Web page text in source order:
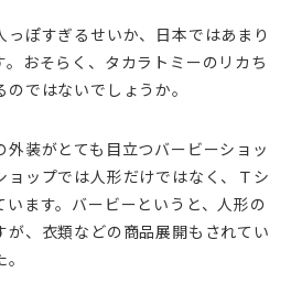
ぽすぎるせいか、日本ではあまり
おそらく、タカラトミーのリカち
ではないでしょうか。
装がとても目立つバービーショッ
ョップでは人形だけではなく、Ｔシ
ます。バービーというと、人形の
が、衣類などの商品展開もされてい